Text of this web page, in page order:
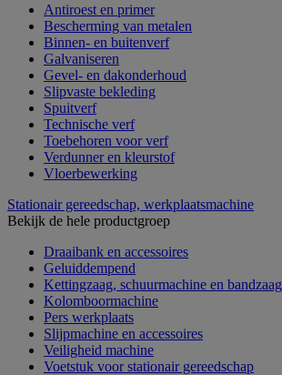
Antiroest en primer
Bescherming van metalen
Binnen- en buitenverf
Galvaniseren
Gevel- en dakonderhoud
Slipvaste bekleding
Spuitverf
Technische verf
Toebehoren voor verf
Verdunner en kleurstof
Vloerbewerking
Stationair gereedschap, werkplaatsmachine
Bekijk de hele productgroep
Draaibank en accessoires
Geluiddempend
Kettingzaag, schuurmachine en bandzaag
Kolomboormachine
Pers werkplaats
Slijpmachine en accessoires
Veiligheid machine
Voetstuk voor stationair gereedschap